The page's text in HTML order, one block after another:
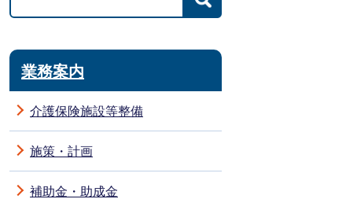
業務案内
介護保険施設等整備
施策・計画
補助金・助成金